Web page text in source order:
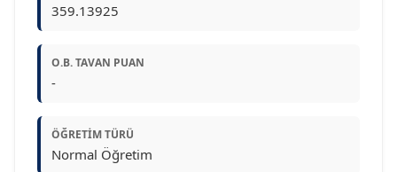
359.13925
O.B. TAVAN PUAN
-
ÖĞRETIM TÜRÜ
Normal Öğretim